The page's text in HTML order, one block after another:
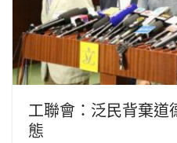
工聯會：泛民背棄道
態